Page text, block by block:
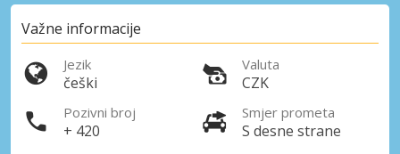
Važne informacije
Jezik
češki
Valuta
CZK
Pozivni broj
+ 420
Smjer prometa
S desne strane